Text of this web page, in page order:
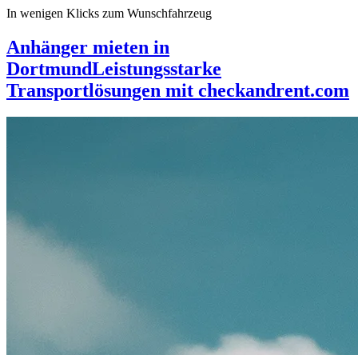
In wenigen Klicks zum Wunschfahrzeug
Anhänger mieten in
DortmundLeistungsstarke
Transportlösungen mit checkandrent.com